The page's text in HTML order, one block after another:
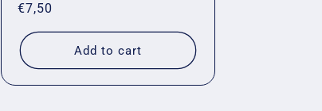
Regular
price
€7,50
Add to cart